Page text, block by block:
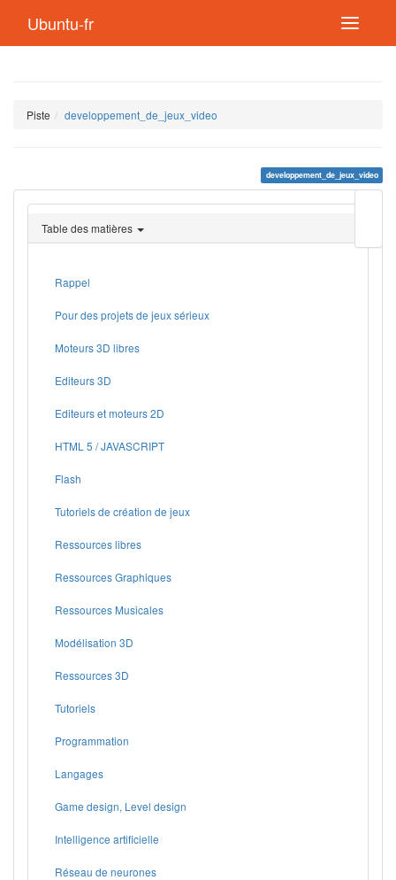
Ubuntu-fr
Piste developpement_de_jeux_video
developpement_de_jeux_video
page
Table des matières
Rappel
Pour des projets de jeux sérieux
Moteurs 3D libres
Editeurs 3D
Editeurs et moteurs 2D
HTML 5 / JAVASCRIPT
Flash
Tutoriels de création de jeux
Ressources libres
Ressources Graphiques
Ressources Musicales
Modélisation 3D
Ressources 3D
Tutoriels
Programmation
Langages
Game design, Level design
Intelligence artificielle
Réseau de neurones